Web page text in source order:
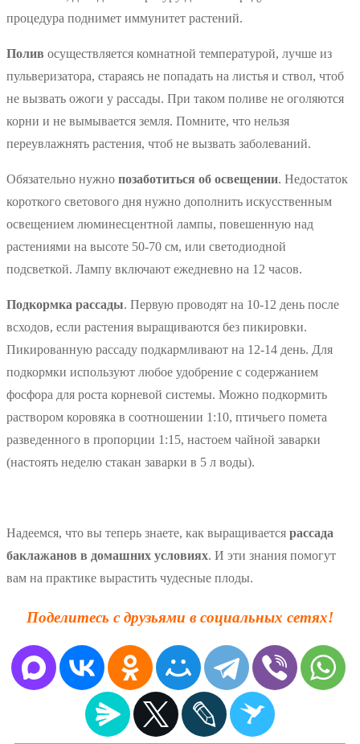
процедура поднимет иммунитет растений.
Полив осуществляется комнатной температурой, лучше из
пульверизатора, стараясь не попадать на листья и ствол, чтоб
не вызвать ожоги у рассады. При таком поливе не оголяются
корни и не вымывается земля. Помните, что нельзя
переувлажнять растения, чтоб не вызвать заболеваний.
Обязательно нужно позаботиться об освещении. Недостаток
короткого светового дня нужно дополнить искусственным
освещением люминесцентной лампы, повешенную над
растениями на высоте 50-70 см, или светодиодной
подсветкой. Лампу включают ежедневно на 12 часов.
Подкормка рассады. Первую проводят на 10-12 день после
всходов, если растения выращиваются без пикировки.
Пикированную рассаду подкармливают на 12-14 день. Для
подкормки используют любое удобрение с содержанием
фосфора для роста корневой системы. Можно подкормить
раствором коровяка в соотношении 1:10, птичьего помета
разведенного в пропорции 1:15, настоем чайной заварки
(настоять неделю стакан заварки в 5 л воды).
Надеемся, что вы теперь знаете, как выращивается рассада
баклажанов в домашних условиях. И эти знания помогут
вам на практике вырастить чудесные плоды.
Поделитесь с друзьями в социальных сетях!